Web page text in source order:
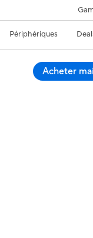
Périphériques
Acheter